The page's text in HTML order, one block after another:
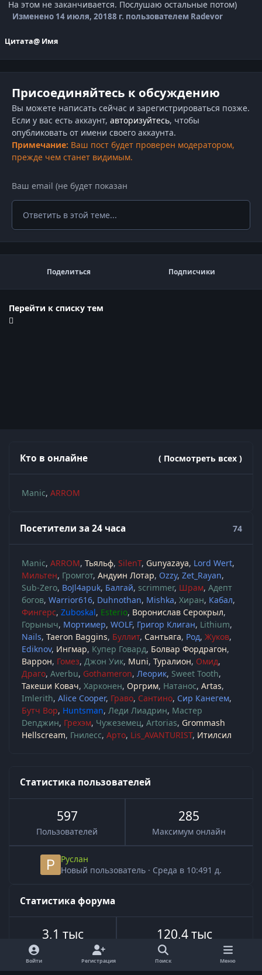
На этом не заканчивается. Послушаю остальные потом)
Изменено 14 июля, 20188 г. пользователем Radevor
Цитата@ Имя
Присоединяйтесь к обсуждению
Вы можете написать сейчас и зарегистрироваться позже.
Если у вас есть аккаунт, авторизуйтесь, чтобы
опубликовать от имени своего аккаунта.
Примечание: Ваш пост будет проверен модератором,
прежде чем станет видимым.
Ответить в этой теме...
Поделиться Подписчики
Перейти к списку тем
Кто в онлайне ( Посмотреть всех )
Manic ARROM
Посетители за 24 часа 74
Manic ARROM Тьяльф SilenT Gunyazaya Lord Wert
Мильтен Громгот Андуин Лотар Ozzy Zet_Rayan
Sub-Zero BoJl4apuk Балгай scrimmer Шрам Адепт
богов Warrior616 Duhnothan Mishka Хиран Кабал
Фингерс Zuboskal Esterio Воронислав Серокрыл
Горыныч Мортимер WOLF Григор Клиган Lithium
Nails Taeron Baggins Буллит Сантьяга Род Жуков
Ediknov Ингмар Купер Говард Болвар Фордрагон
Варрон Гомез Джон Уик Muni Туралион Омид
Драго Averbu Gothameron Леорик Sweet Tooth
Такеши Ковач Харконен Оргрим Натанос Artas
Imlerith Alice Cooper Граво Сантино Сир Канегем
Бутч Вор Huntsman Леди Лиадрин Мастер
Denджин Грехэм Чужеземец Artorias Grommash
Hellscream Гнилесс Арто Lis_AVANTURIST Итилсил
Статистика пользователей
597
Пользователей
285
Максимум онлайн
Руслан
Новый пользователь · Среда в 10:491 д.
Статистика форума
3,1 тыс
Всего сообщений
120,4 тыс
Войти Регистрация Поиск Меню